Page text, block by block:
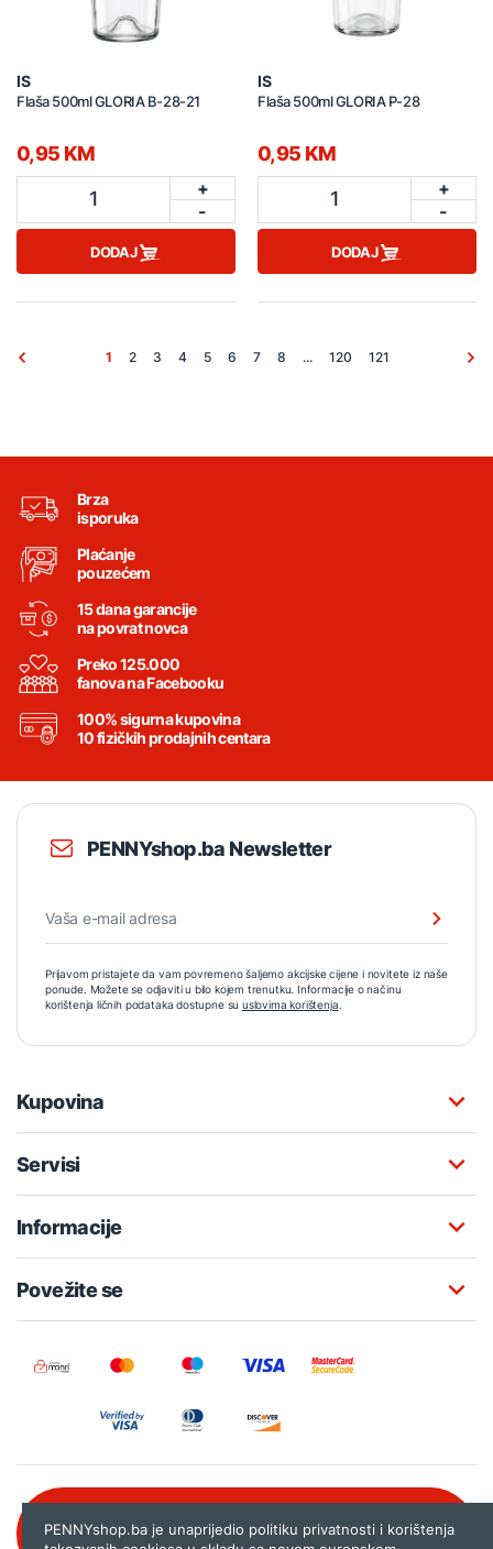
IS
Flaša 500ml GLORIA B-28-21
0,95 KM
1
+
-
DODAJ
IS
Flaša 500ml GLORIA P-28
0,95 KM
1
+
-
DODAJ
1 2 3 4 5 6 7 8 ... 120 121
Brza
isporuka
Plaćanje
pouzećem
15 dana garancije
na povrat novca
Preko 125.000
fanova na Facebooku
100% sigurna kupovina
10 fizičkih prodajnih centara
PENNYshop.ba Newsletter
Prijavom pristajete da vam povremeno šaljemo akcijske cijene i novitete iz naše
ponude. Možete se odjaviti u bilo kojem trenutku. Informacije o načinu
korištenja ličnih podataka dostupne su uslovima korištenja.
Kupovina
Servisi
Informacije
Povežite se
PENNYshop.ba je unaprijedio politiku privatnosti i korištenja